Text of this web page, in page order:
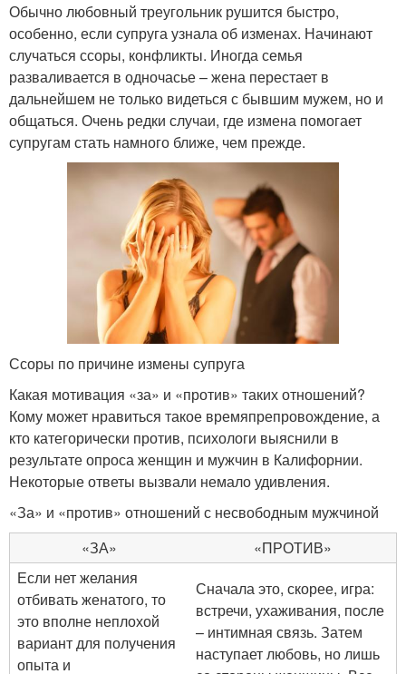
Обычно любовный треугольник рушится быстро,
особенно, если супруга узнала об изменах. Начинают
случаться ссоры, конфликты. Иногда семья
разваливается в одночасье – жена перестает в
дальнейшем не только видеться с бывшим мужем, но и
общаться. Очень редки случаи, где измена помогает
супругам стать намного ближе, чем прежде.
Ссоры по причине измены супруга
Какая мотивация «за» и «против» таких отношений?
Кому может нравиться такое времяпрепровождение, а
кто категорически против, психологи выяснили в
результате опроса женщин и мужчин в Калифорнии.
Некоторые ответы вызвали немало удивления.
«За» и «против» отношений с несвободным мужчиной
«ЗА»
«ПРОТИВ»
Если нет желания
отбивать женатого, то
это вполне неплохой
вариант для получения
опыта и
Сначала это, скорее, игра:
встречи, ухаживания, после
– интимная связь. Затем
наступает любовь, но лишь